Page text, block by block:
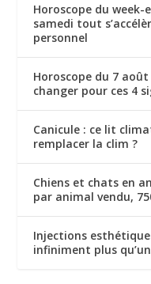
Horoscope du week-
samedi tout
personnel
Horoscope du 7
changer pour ces 4
Canicule : ce lit
remplacer la clim ?
Chiens et chats en
par animal vendu,
Injections
infiniment plus